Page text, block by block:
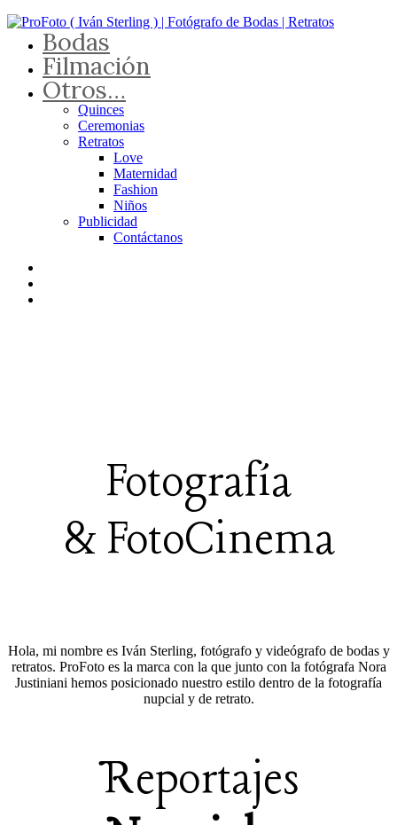
Bodas
Filmación
Otros…
Quinces
Ceremonias
Retratos
Love
Maternidad
Fashion
Niños
Publicidad
Contáctanos
Fotografía
& FotoCinema
Hola, mi nombre es Iván Sterling, fotógrafo y videógrafo de bodas y
retratos. ProFoto es la marca con la que junto con la fotógrafa Nora
Justiniani hemos posicionado nuestro estilo dentro de la fotografía
nupcial y de retrato.
Reportajes